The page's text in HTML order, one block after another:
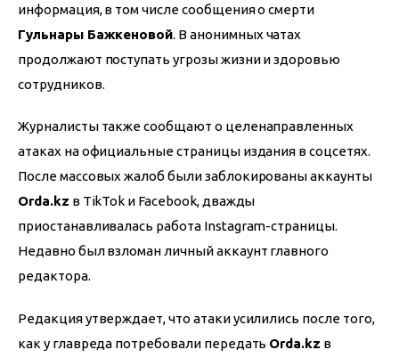
информация, в том числе сообщения о смерти
Гульнары Бажкеновой. В анонимных чатах
продолжают поступать угрозы жизни и здоровью
сотрудников.
Журналисты также сообщают о целенаправленных
атаках на официальные страницы издания в соцсетях.
После массовых жалоб были заблокированы аккаунты
Orda.kz в TikTok и Facebook, дважды
приостанавливалась работа Instagram-страницы.
Недавно был взломан личный аккаунт главного
редактора.
Редакция утверждает, что атаки усилились после того,
как у главреда потребовали передать Orda.kz в